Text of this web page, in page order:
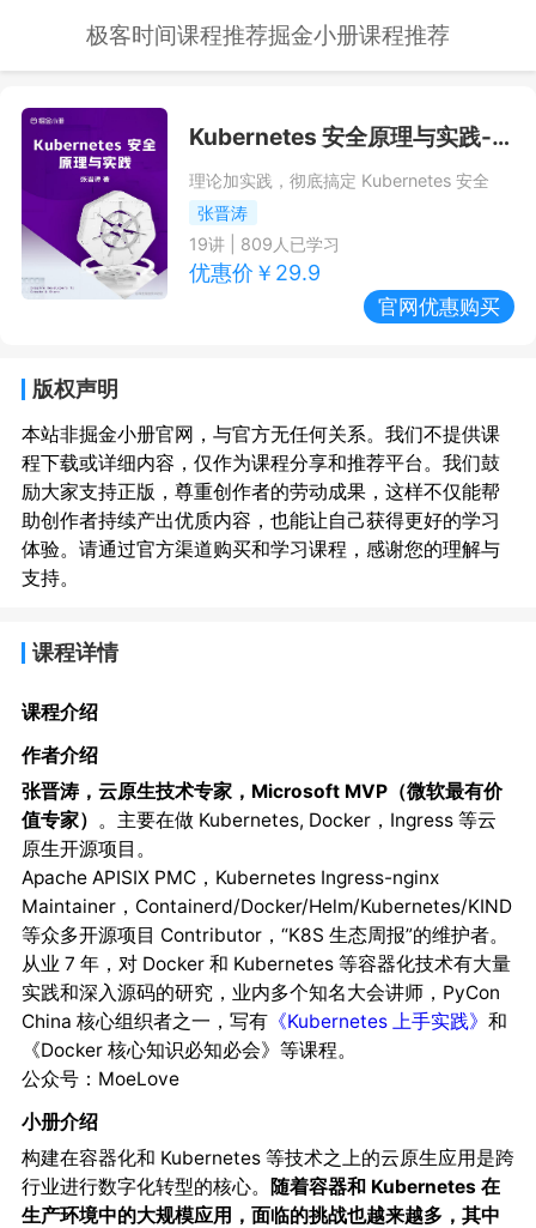
极客时间课程推荐掘金小册课程推荐
Kubernetes 安全原理与实践--掘金小册课程推荐/优惠
理论加实践，彻底搞定 Kubernetes 安全
张晋涛
19讲 | 809 人已学习
优惠价￥ 29.9
官网优惠购买
版权声明
本站非掘金小册官网，与官方无任何关系。我们不提供课
程下载或详细内容，仅作为课程分享和推荐平台。我们鼓
励大家支持正版，尊重创作者的劳动成果，这样不仅能帮
助创作者持续产出优质内容，也能让自己获得更好的学习
体验。请通过官方渠道购买和学习课程，感谢您的理解与
支持。
课程详情
课程介绍
作者介绍
张晋涛，云原生技术专家，Microsoft MVP（微软最有价
值专家） 。主要在做 Kubernetes, Docker，Ingress 等云
原生开源项目。
Apache APISIX PMC，Kubernetes Ingress-nginx
Maintainer，Containerd/Docker/Helm/Kubernetes/KIND
等众多开源项目 Contributor，“K8S 生态周报”的维护者。
从业 7 年，对 Docker 和 Kubernetes 等容器化技术有大量
实践和深入源码的研究，业内多个知名大会讲师，PyCon
China 核心组织者之一，写有《Kubernetes 上手实践》 和
《Docker 核心知识必知必会》等课程。
公众号：MoeLove
小册介绍
构建在容器化和 Kubernetes 等技术之上的云原生应用是跨
行业进行数字化转型的核心。
随着容器和 Kubernetes 在
生产环境中的大规模应用，面临的挑战也越来越多，其中